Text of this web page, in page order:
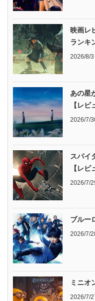
映画レ
ランキ
2026/8/3
あの星
【レビ
2026/7/
スパイ
【レビ
2026/7/
ブルー
2026/7/
ミニオ
2026/7/